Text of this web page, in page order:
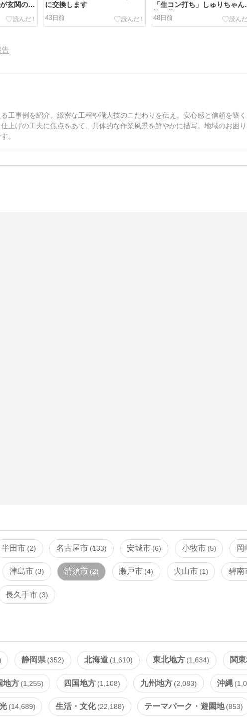
玄関の中
に交換します
43日前
「生コン打ち」しゅりちゃん
旗と共に
48日前
告
工事例を紹介。緻密な工程や職人技のこだわりを伝え、安心感と信頼を築く
上げの工夫に焦点をあて、具体的な作業風景を鮮やかに描写。地域のお困り
。
半田市 2 名古屋市 133 安城市 6 小牧市 5 岡
津島市 3 清須市 2 瀬戸市 4 犬山市 1 碧南
長久手市 3
静岡県 352 北海道 1,610 東北地方 1,634 関
地方 1,255 四国地方 1,108 九州地方 2,083 沖縄
14,689 生活・文化 22,188 テーマパーク・遊園地 853